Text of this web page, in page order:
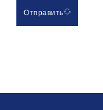
Отправить